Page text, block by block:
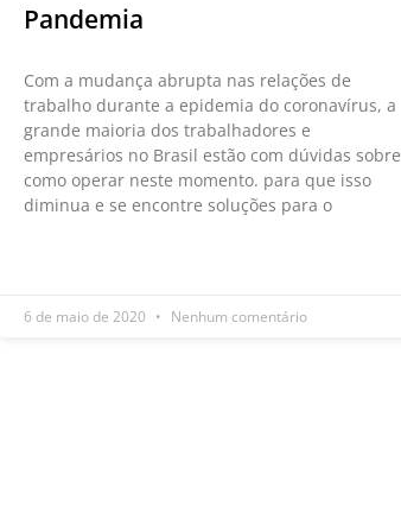
Pandemia
Com a mudança abrupta nas relações de
trabalho durante a epidemia do coronavírus, a
grande maioria dos trabalhadores e
empresários no Brasil estão com dúvidas sobre
como operar neste momento. para que isso
diminua e se encontre soluções para o
6 de maio de 2020 Nenhum comentário